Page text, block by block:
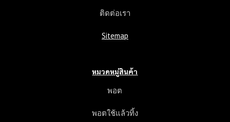
ไปคุณจะต้องดำเนินการชำระเงินค่าสินค้า
เมื่อชำระราคาคอยล์ คาริเบินเสร็จสิ้น เราจะจัดส่งสินค้า
โดยหลังจากคุณได้รับสินค้าครบถ้วน หากพบกรณีสินค้า
เสียหาย สามารถใช้เงื่อนไขการรับประกันของเราได้ทันที
โดยปัญหาของคุณจะถูกแก้ไขและจัดส่งใหม่หรือคืนเงิน
ติดต่อเรา
Sitemap
หมวดหมู่สินค้า
พอต
พอตใช้แล้วทิ้ง